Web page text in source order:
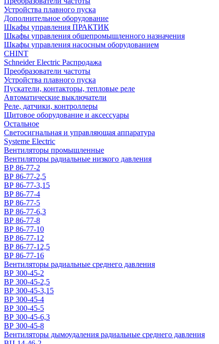
Устройства плавного пуска
Дополнительное оборудование
Шкафы управления ПРАКТИК
Шкафы управления общепромышленного назначения
Шкафы управления насосным оборудованием
CHINT
Schneider Electric Распродажа
Преобразователи частоты
Устройства плавного пуска
Пускатели, контакторы, тепловые реле
Автоматические выключатели
Реле, датчики, контроллеры
Щитовое оборудование и аксессуары
Остальное
Светосигнальная и управляющая аппаратура
Systeme Electric
Вентиляторы промышленные
Вентиляторы радиальные низкого давления
ВР 86-77-2
ВР 86-77-2,5
ВР 86-77-3,15
ВР 86-77-4
ВР 86-77-5
ВР 86-77-6,3
ВР 86-77-8
ВР 86-77-10
ВР 86-77-12
ВР 86-77-12,5
ВР 86-77-16
Вентиляторы радиальные среднего давления
ВР 300-45-2
ВР 300-45-2,5
ВР 300-45-3,15
ВР 300-45-4
ВР 300-45-5
ВР 300-45-6,3
ВР 300-45-8
Вентиляторы дымоудаления радиальные среднего давления